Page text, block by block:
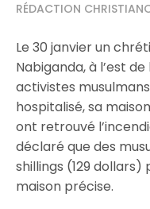
RÉDACTION
Le 30 janvier un
Nabiganda, à l’est
activistes
hospitalisé, sa
ont retrouvé
déclaré que des
shillings (129
maison précise.